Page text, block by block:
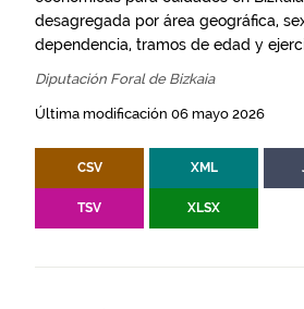
desagregada por área geográfica,
dependencia, tramos de edad y
Diputación Foral de Bizkaia
Última modificación 06 mayo 2026
CSV XML
TSV XLSX